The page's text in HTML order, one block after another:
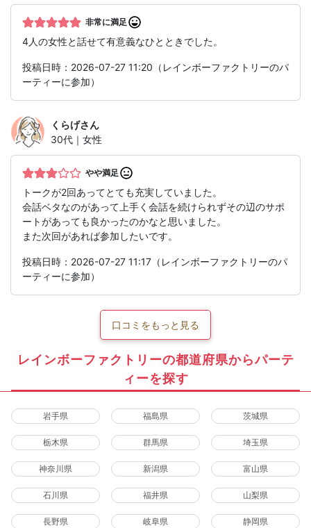
非常に満足
4人の女性と話せて有意義なひとときでした。
投稿日時：2026-07-27 11:20（レインボーファクトリーのパ
ーティーに参加）
くらげさん
30代｜女性
やや満足
トークが2回あってとても充実していました。
会話ベタなのがあって上手く会話を続けられずその辺のサポ
ートがあっても良かったのかなと思いました。
また次回があれば参加したいです。
投稿日時：2026-07-27 11:17（レインボーファクトリーのパ
ーティーに参加）
口コミをもっと見る
レインボーファクトリーの都道府県からパーテ
ィーを探す
岩手県 福島県 茨城県
栃木県 群馬県 埼玉県
神奈川県 新潟県 富山県
石川県 福井県 山梨県
長野県 岐阜県 静岡県